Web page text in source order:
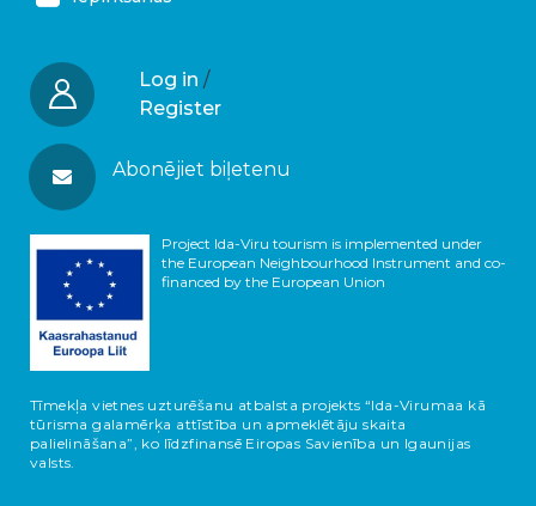
Log in /
Register
Abonējiet biļetenu
Project Ida-Viru tourism is implemented under
the European Neighbourhood Instrument and co-
financed by the European Union
Tīmekļa vietnes uzturēšanu atbalsta projekts “Ida-Virumaa kā
tūrisma galamērķa attīstība un apmeklētāju skaita
palielināšana”, ko līdzfinansē Eiropas Savienība un Igaunijas
valsts.